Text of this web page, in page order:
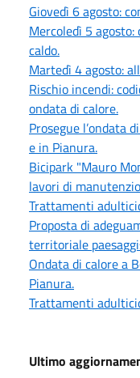
Giovedì 6 agosto:
Mercoledì 5
caldo.
Martedì 4 agosto:
Rischio incendi:
ondata di calore.
Prosegue l’ondata
e in Pianura.
Bicipark "Mauro
lavori di
Trattamenti
Proposta di
territoriale
Ondata di calore a
Pianura.
Trattamenti
Ultimo